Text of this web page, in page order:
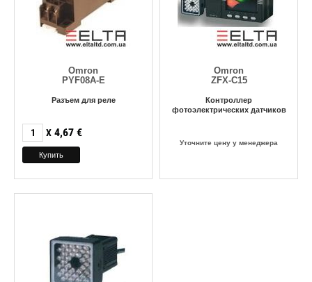
Omron
PYF08A-E
Разъем для реле
X 4,67 €
Omron
ZFX-C15
Контроллер
фотоэлектрических датчиков
Уточните цену у менеджера